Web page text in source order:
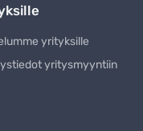
yrityksille
yritysmyyntiin